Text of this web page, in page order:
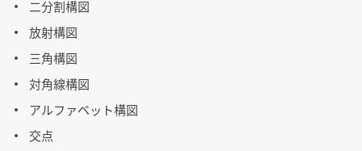
二分割構図
放射構図
三角構図
対角線構図
アルファベット構図
交点